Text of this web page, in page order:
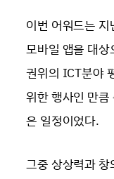
이번 어워드는
모바일 앱을 대
권위의 ICT분야
위한 행사인 만
은 일정이었다.
그중 상상력과 창